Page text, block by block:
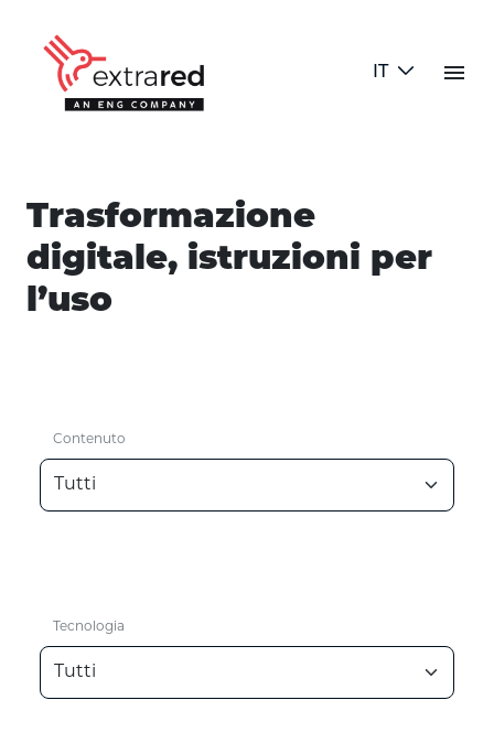
menu
Trasformazione
digitale, istruzioni per
l’uso
Contenuto
Tecnologia